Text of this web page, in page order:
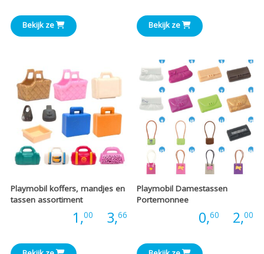
€1,00
tot
€3,00
Bekijk ze Bekijk ze
Playmobil koffers, mandjes en
tassen assortiment
1,00 3,66Prijsklasse:
€1,00
Playmobil Damestassen
Portemonnee
0,60 2,00